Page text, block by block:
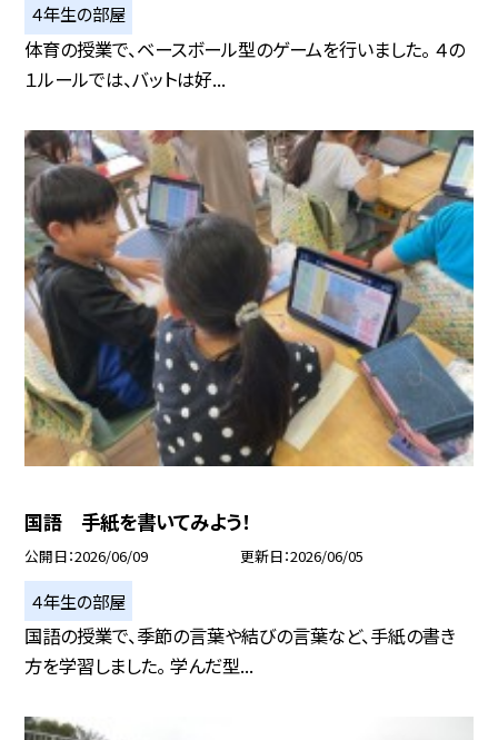
４年生の部屋
体育の授業で、ベースボール型のゲームを行いました。 ４の
１ルールでは、バットは好...
国語 手紙を書いてみよう！
公開日 2026/06/09 更新日 2026/06/05
４年生の部屋
国語の授業で、季節の言葉や結びの言葉など、手紙の書き
方を学習しました。 学んだ型...